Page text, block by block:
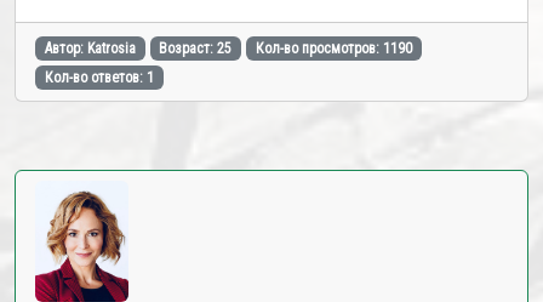
Автор: Katrosia Возраст: 25
Кол-во просмотров: 1190
Кол-во ответов: 1